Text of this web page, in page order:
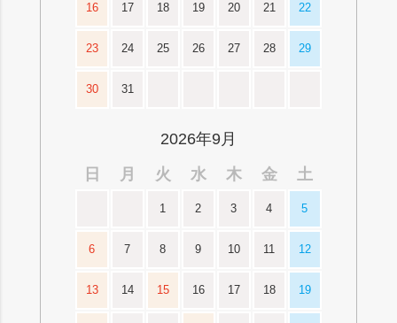
16 17 18 19 20 21 22
23 24 25 26 27 28 29
30 31
2026年9月
日
月 火 水 木 金 土
1 2 3 4 5
6 7 8 9 10 11 12
13 14 15 16 17 18 19